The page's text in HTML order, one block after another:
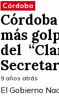
Córdoba
más
del
9 años atrás
El Gobierno